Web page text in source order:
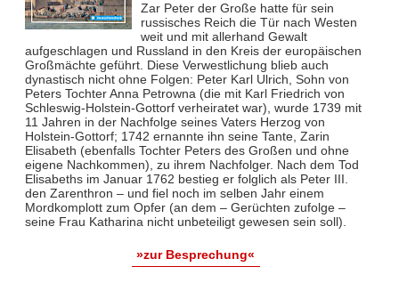
Zar Peter der Große hatte für sein
russisches Reich die Tür nach Westen
weit und mit allerhand Gewalt
aufgeschlagen und Russland in den Kreis der europäischen
Großmächte geführt. Diese Verwestlichung blieb auch
dynastisch nicht ohne Folgen: Peter Karl Ulrich, Sohn von
Peters Tochter Anna Petrowna (die mit Karl Friedrich von
Schleswig-Holstein-Gottorf verheiratet war), wurde 1739 mit
11 Jahren in der Nachfolge seines Vaters Herzog von
Holstein-Gottorf; 1742 ernannte ihn seine Tante, Zarin
Elisabeth (ebenfalls Tochter Peters des Großen und ohne
eigene Nachkommen), zu ihrem Nachfolger. Nach dem Tod
Elisabeths im Januar 1762 bestieg er folglich als Peter III.
den Zarenthron – und fiel noch im selben Jahr einem
Mordkomplott zum Opfer (an dem – Gerüchten zufolge –
seine Frau Katharina nicht unbeteiligt gewesen sein soll).
»zur Besprechung«